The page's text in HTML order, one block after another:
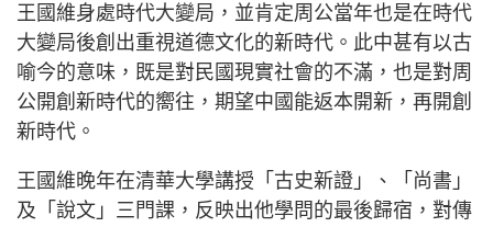
王國維身處時代大變局，並肯定周公當年也是在時代
大變局後創出重視道德文化的新時代。此中甚有以古
喻今的意味，既是對民國現實社會的不滿，也是對周
公開創新時代的嚮往，期望中國能返本開新，再開創
新時代。
王國維晚年在清華大學講授「古史新證」、「尚書」
及「說文」三門課，反映出他學問的最後歸宿，對傳